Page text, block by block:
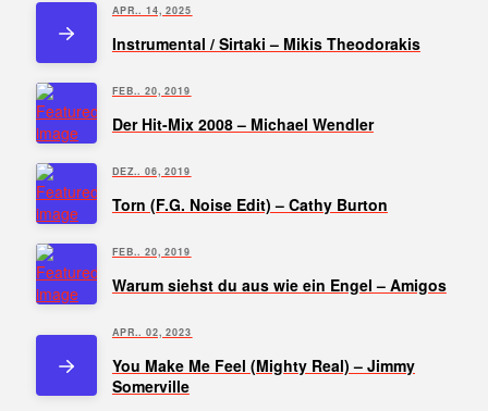
APR.. 14, 2025
Instrumental / Sirtaki – Mikis Theodorakis
FEB.. 20, 2019
Der Hit-Mix 2008 – Michael Wendler
DEZ.. 06, 2019
Torn (F.G. Noise Edit) – Cathy Burton
FEB.. 20, 2019
Warum siehst du aus wie ein Engel – Amigos
APR.. 02, 2023
You Make Me Feel (Mighty Real) – Jimmy
Somerville